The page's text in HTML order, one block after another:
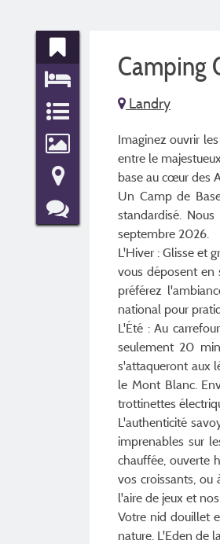
Camping
Landry
Imaginez ouvrir
entre le
base au cœur des
Un Camp de
standardisé.
septembre 2026.
L'Hiver : Glisse et
vous déposent en
préférez
national pour
L'Été : Au
seulement 20
s'attaqueront aux
le Mont Blanc.
trottinettes
L'authenticité
imprenables sur
chauffée, ouverte
vos croissants,
l'aire de jeux et
Votre nid douillet
nature. L'Eden de